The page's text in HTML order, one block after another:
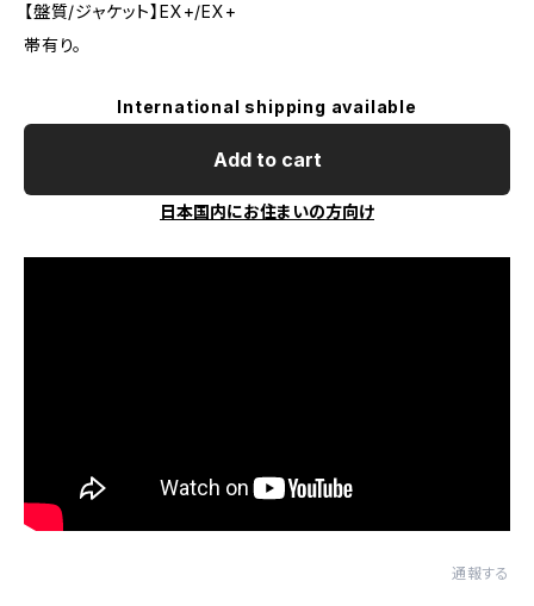
【盤質/ジャケット】EX+/EX+
帯有り。
International shipping available
Add to cart
日本国内にお住まいの方向け
通報する